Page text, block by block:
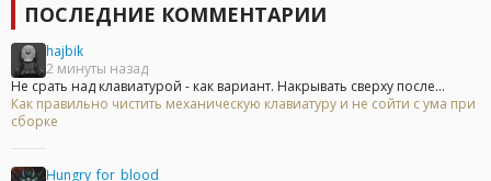
ПОСЛЕДНИЕ КОММЕНТАРИИ
hajbik
2 минуты назад
Не срать над клавиатурой - как вариант. Накрывать сверху после...
Как правильно чистить механическую клавиатуру и не сойти с ума при
сборке
Hungry_for_blood